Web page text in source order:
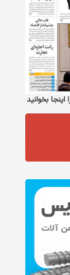
بخوانید